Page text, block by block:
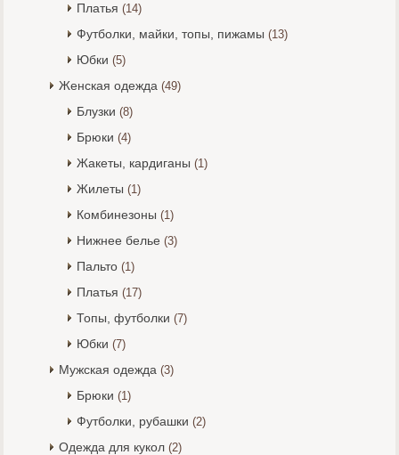
Платья (14)
Футболки, майки, топы, пижамы (13)
Юбки (5)
Женская одежда (49)
Блузки (8)
Брюки (4)
Жакеты, кардиганы (1)
Жилеты (1)
Комбинезоны (1)
Нижнее белье (3)
Пальто (1)
Платья (17)
Топы, футболки (7)
Юбки (7)
Мужская одежда (3)
Брюки (1)
Футболки, рубашки (2)
Одежда для кукол (2)